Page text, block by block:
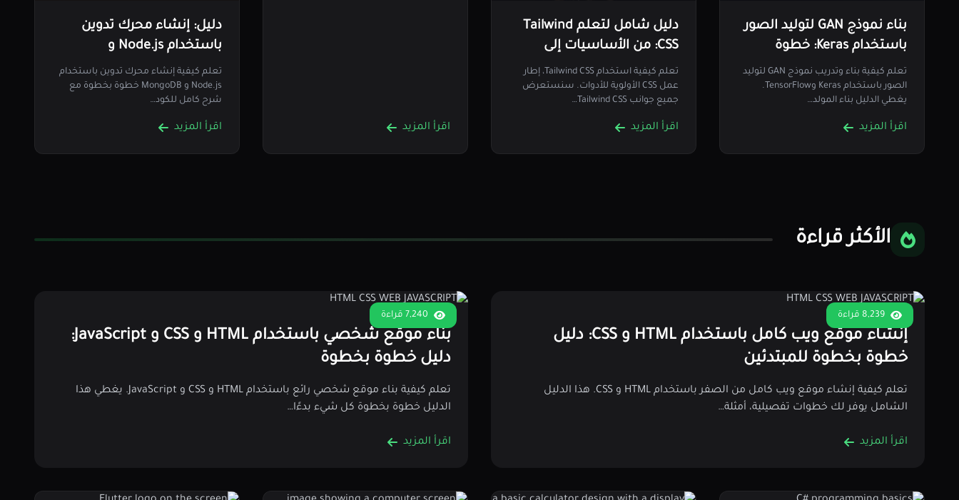
بناء نموذج GAN لتوليد الصور
باستخدام Keras: خطوة
بخطوة
تعلم كيفية بناء وتدريب نموذج GAN لتوليد
الصور باستخدام Keras وTensorFlow.
يغطي الدليل بناء المولد…
اقرأ المزيد
دليل شامل لتعلم Tailwind
CSS: من الأساسيات إلى
التقنيات المتقدمة
تعلم كيفية استخدام Tailwind CSS، إطار
عمل CSS الأولوية للأدوات. سنستعرض
جميع جوانب Tailwind CSS…
اقرأ المزيد اقرأ المزيد
دليل: إنشاء محرك تدوين
باستخدام Node.js و
MongoDB
تعلم كيفية إنشاء محرك تدوين باستخدام
Node.js و MongoDB خطوة بخطوة مع
شرح كامل للكود…
اقرأ المزيد
الأكثر قراءة
8,239 قراءة
إنشاء موقع ويب كامل باستخدام HTML و CSS: دليل
خطوة بخطوة للمبتدئين
تعلم كيفية إنشاء موقع ويب كامل من الصفر باستخدام HTML و CSS. هذا الدليل
الشامل يوفر لك خطوات تفصيلية، أمثلة…
اقرأ المزيد
7,240 قراءة
بناء موقع شخصي باستخدام HTML و CSS و JavaScript:
دليل خطوة بخطوة
تعلم كيفية بناء موقع شخصي رائع باستخدام HTML و CSS و JavaScript. يغطي هذا
الدليل خطوة بخطوة كل شيء بدءًا…
اقرأ المزيد